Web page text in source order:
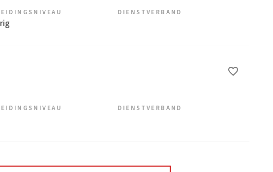
DIENSTVERBAND
DIENSTVERBAND